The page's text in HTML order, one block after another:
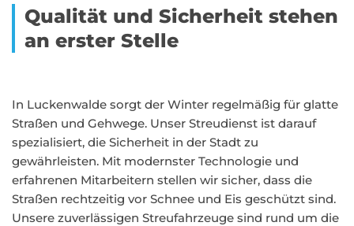
Qualität und Sicherheit stehen
an erster Stelle
In Luckenwalde sorgt der Winter regelmäßig für glatte
Straßen und Gehwege. Unser Streudienst ist darauf
spezialisiert, die Sicherheit in der Stadt zu
gewährleisten. Mit modernster Technologie und
erfahrenen Mitarbeitern stellen wir sicher, dass die
Straßen rechtzeitig vor Schnee und Eis geschützt sind.
Unsere zuverlässigen Streufahrzeuge sind rund um die